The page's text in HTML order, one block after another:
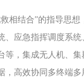
相结合”的指导思
、应急指挥调度系
等，集成无人机、集
，高效协同多终端